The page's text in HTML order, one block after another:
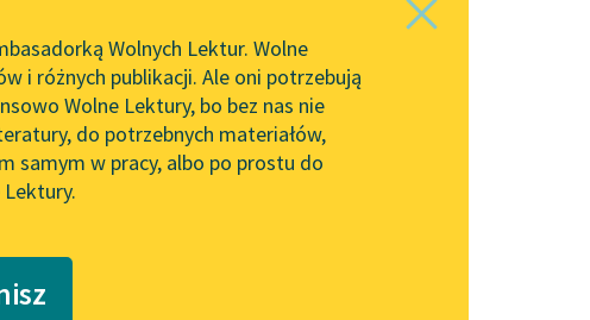
Lektur
formacie PDF
Zasady wykorzystania
Wolnych Lektur
Logotypy
Materiały promocyjne
Wolnych Lektur. Wolne
i różnych publikacji. Ale oni potrzebują
Wolne Lektury, bo bez nas nie
do potrzebnych materiałów,
samym w pracy, albo po prostu do